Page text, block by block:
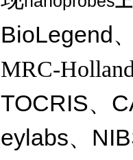
BioLegend
MRC-
TOCRIS、
eylabs、